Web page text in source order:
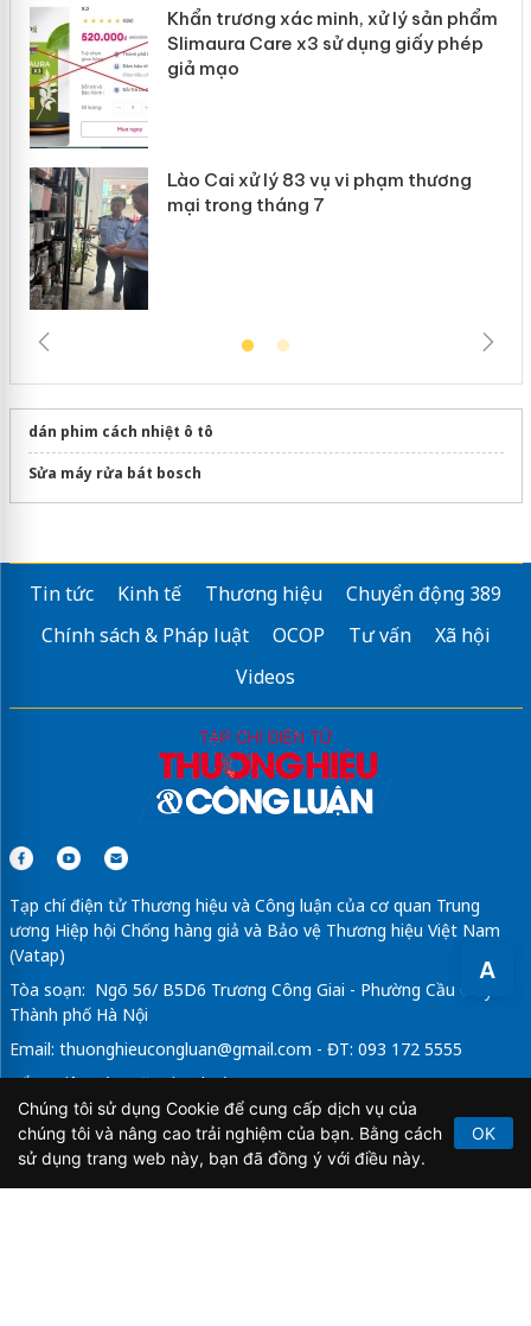
A
Khẩn trương xác minh, xử lý sản phẩm
Slimaura Care x3 sử dụng giấy phép
giả mạo
Lào Cai xử lý 83 vụ vi phạm thương
mại trong tháng 7
dán phim cách nhiệt ô tô
Sửa máy rửa bát bosch
Tin tức Kinh tế Thương hiệu
Chuyển động 389
Chính sách & Pháp luật
OCOP Tư vấn
Xã hội
Videos
Tạp chí điện tử Thương hiệu và Công luận của cơ quan Trung
ương Hiệp hội Chống hàng giả và Bảo vệ Thương hiệu Việt Nam
(Vatap)
Tòa soạn: Ngõ 56/ B5D6 Trương Công Giai - Phường Cầu Giấy -
Thành phố Hà Nội
Email: thuonghieucongluan@gmail.com - ĐT: 093 172 5555
Tổng Biên Tập: Vũ Đức Thuận
Giấy phép hoạt động báo chí điện tử số 64/GP-BTTTT do Bộ
Thông tin và Truyền thông cấp ngày 21/2/2020.
Chúng tôi sử dụng Cookie để cung cấp dịch vụ của
chúng tôi và nâng cao trải nghiệm của bạn. Bằng cách
sử dụng trang web này, bạn đã đồng ý với điều này.
OK